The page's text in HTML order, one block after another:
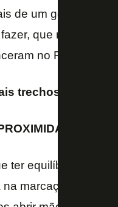
de um gol isso vira
que não vai ser
no Rio nós
trechos da
EM
ter equilíbrio nessa
marcação alta ou